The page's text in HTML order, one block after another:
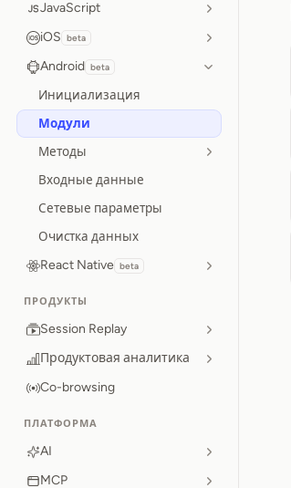
JavaScript
iOS beta
Android beta
Инициализация
Модули
Методы
Входные данные
Сетевые параметры
Очистка данных
React Native beta
ПРОДУКТЫ
Session Replay
Продуктовая аналитика
Co-browsing
ПЛАТФОРМА
AI
MCP